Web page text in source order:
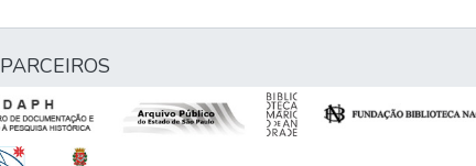
PARCEIROS